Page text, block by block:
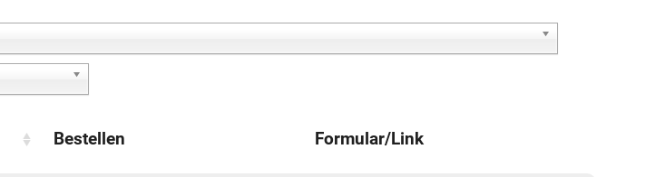
Bestellen Formular/Link